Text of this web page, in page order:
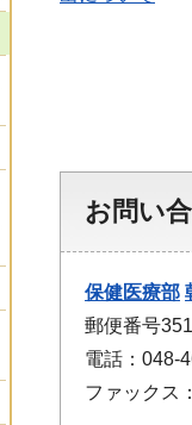
お問い
保健医療部
郵便番号
電話：048-
ファックス